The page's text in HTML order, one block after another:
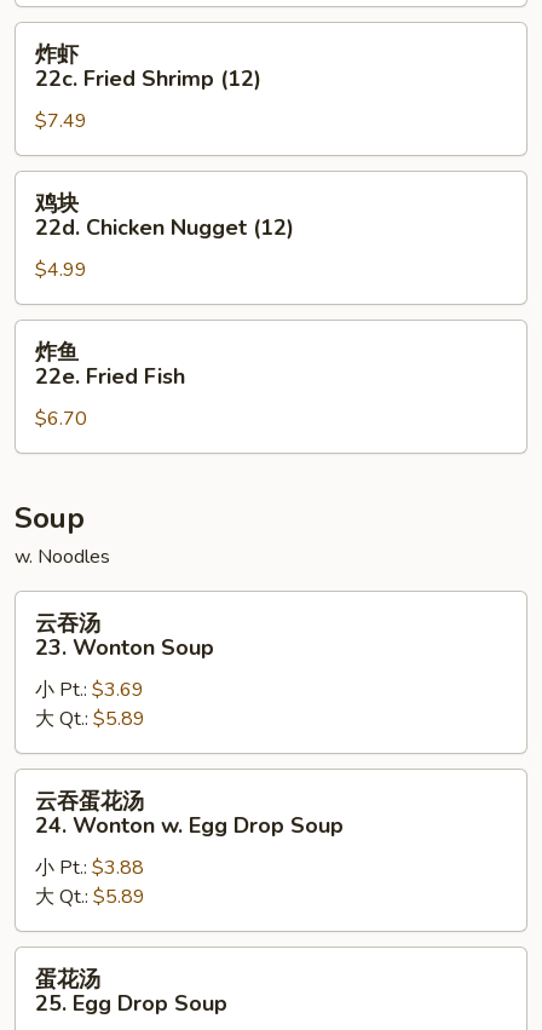
Balls
(8)
22c.
Fried
Shrimp
(12)
炸虾
22c. Fried Shrimp (12)
$7.49
22d.
Chicken
Nugget
(12)
鸡块
22d. Chicken Nugget (12)
$4.99
22e.
Fried
Fish
炸鱼
22e. Fried Fish
$6.70
Soup
w. Noodles
23.
Wonton
Soup
云吞汤
23. Wonton Soup
小 Pt.: $3.69
大 Qt.: $5.89
24.
Wonton
Egg
云吞蛋花汤
24. Wonton w. Egg Drop Soup
小 Pt.: $3.88
大 Qt.: $5.89
蛋花汤
25. Egg Drop Soup